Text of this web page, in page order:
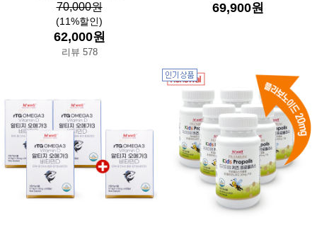
70,000원
(11%할인)
62,000원
리뷰 578
69,900원